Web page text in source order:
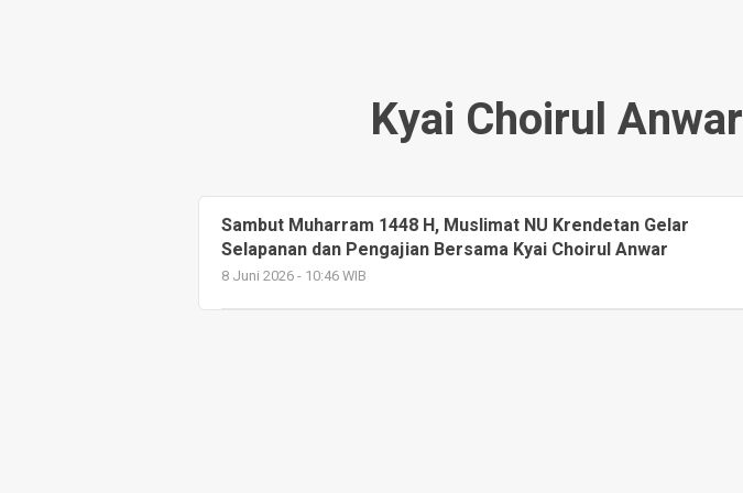
Kyai Choirul Anwar
Sambut Muharram 1448 H, Muslimat NU Krendetan Gelar
Selapanan dan Pengajian Bersama Kyai Choirul Anwar
8 Juni 2026 - 10:46 WIB